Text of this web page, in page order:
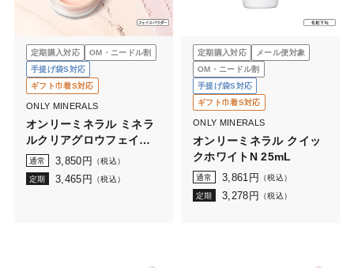
定期購入対応
OM・ニードル割
手提げ袋S対応
ギフト巾着S対応
ONLY MINERALS
オンリーミネラル ミネラ
ルクリアグロウフェイス
パウダーN
通常 3,850 円 （税込）
定期 3,465 円 （税込）
定期購入対応
メール便対象
OM・ニードル割
手提げ袋S対応
ギフト巾着S対応
ONLY MINERALS
オンリーミネラル クイッ
クホワイトN 25mL
通常 3,861 円 （税込）
定期 3,278 円 （税込）